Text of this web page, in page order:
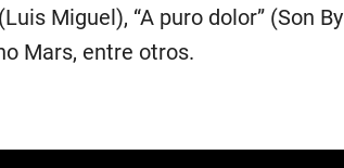
Miguel), “A puro dolor” (Son By
Mars, entre otros.